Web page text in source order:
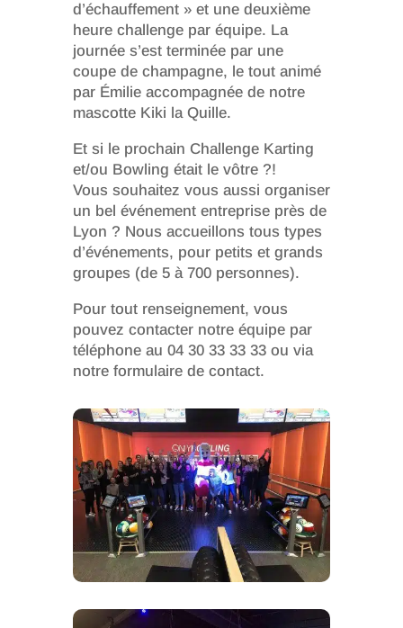
d’échauffement » et une deuxième
heure challenge par équipe. La
journée s’est terminée par une
coupe de champagne, le tout animé
par Émilie accompagnée de notre
mascotte Kiki la Quille.
Et si le prochain Challenge Karting
et/ou Bowling était le vôtre ?!
Vous souhaitez vous aussi organiser
un bel événement entreprise près de
Lyon ? Nous accueillons tous types
d’événements, pour petits et grands
groupes (de 5 à 700 personnes).
Pour tout renseignement, vous
pouvez contacter notre équipe par
téléphone au 04 30 33 33 33 ou via
notre formulaire de contact.